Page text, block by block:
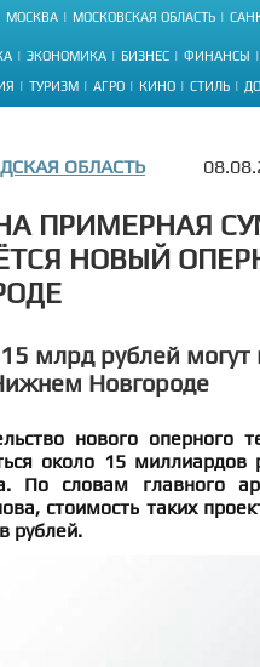
МОСКВА МОСКОВСКАЯ ОБЛАСТЬ
ЭКОНОМИКА БИЗНЕС ФИНАНСЫ
ТУРИЗМ АГРО КИНО СТИЛЬ
ОБЛАСТЬ
ПРИМЕРНАЯ
НОВЫЙ
млрд рублей
Новгороде
нового
около 15
По словам главного
стоимость таких
рублей.